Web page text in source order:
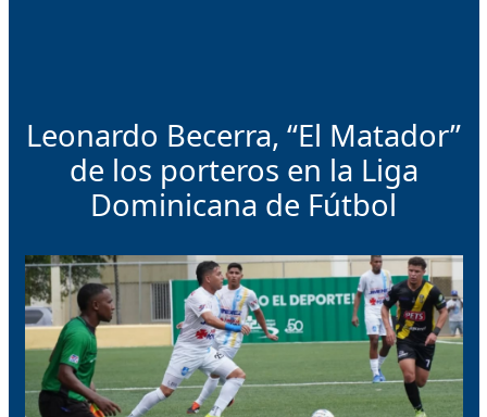
Leonardo Becerra, “El Matador”
de los porteros en la Liga
Dominicana de Fútbol